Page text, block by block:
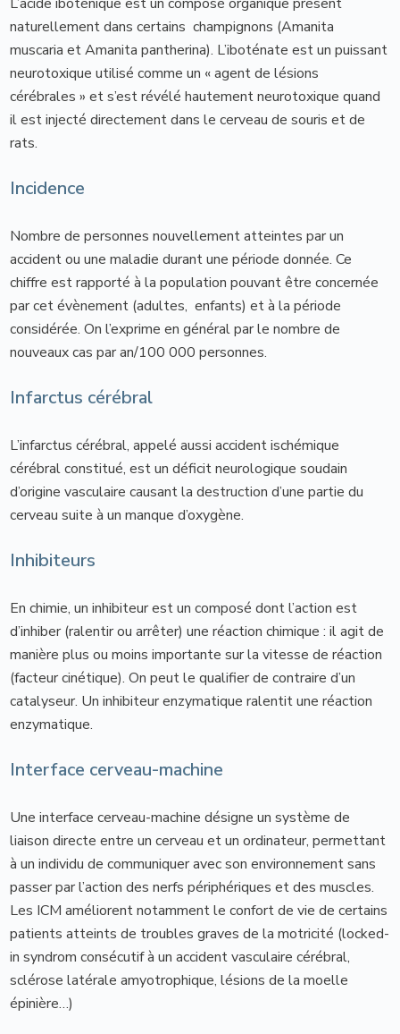
naturellement dans certains champignons (Amanita
muscaria et Amanita pantherina). L’iboténate est un puissant
neurotoxique utilisé comme un « agent de lésions
cérébrales » et s’est révélé hautement neurotoxique quand
il est injecté directement dans le cerveau de souris et de
rats.
Incidence
Nombre de personnes nouvellement atteintes par un
accident ou une maladie durant une période donnée. Ce
chiffre est rapporté à la population pouvant être concernée
par cet évènement (adultes, enfants) et à la période
considérée. On l’exprime en général par le nombre de
nouveaux cas par an/100 000 personnes.
Infarctus cérébral
L’infarctus cérébral, appelé aussi accident ischémique
cérébral constitué, est un déficit neurologique soudain
d’origine vasculaire causant la destruction d’une partie du
cerveau suite à un manque d’oxygène.
Inhibiteurs
En chimie, un inhibiteur est un composé dont l’action est
d’inhiber (ralentir ou arrêter) une réaction chimique : il agit de
manière plus ou moins importante sur la vitesse de réaction
(facteur cinétique). On peut le qualifier de contraire d’un
catalyseur. Un inhibiteur enzymatique ralentit une réaction
enzymatique.
Interface cerveau-machine
Une interface cerveau-machine désigne un système de
liaison directe entre un cerveau et un ordinateur, permettant
à un individu de communiquer avec son environnement sans
passer par l’action des nerfs périphériques et des muscles.
Les ICM améliorent notamment le confort de vie de certains
patients atteints de troubles graves de la motricité (locked-
in syndrom consécutif à un accident vasculaire cérébral,
sclérose latérale amyotrophique, lésions de la moelle
épinière…)